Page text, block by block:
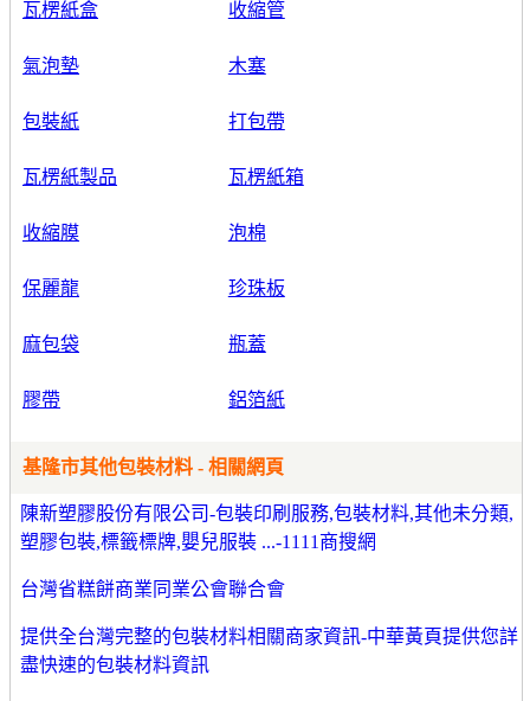
瓦楞紙盒 收縮管
氣泡墊 木塞
包裝紙 打包帶
瓦楞紙製品 瓦楞紙箱
收縮膜 泡棉
保麗龍 珍珠板
麻包袋 瓶蓋
膠帶 鋁箔紙
基隆市其他包裝材料 - 相關網頁
陳新塑膠股份有限公司-包裝印刷服務,包裝材料,其他未分類,
塑膠包裝,標籤標牌,嬰兒服裝 ...-1111商搜網
台灣省糕餅商業同業公會聯合會
提供全台灣完整的包裝材料相關商家資訊-中華黃頁提供您詳
盡快速的包裝材料資訊